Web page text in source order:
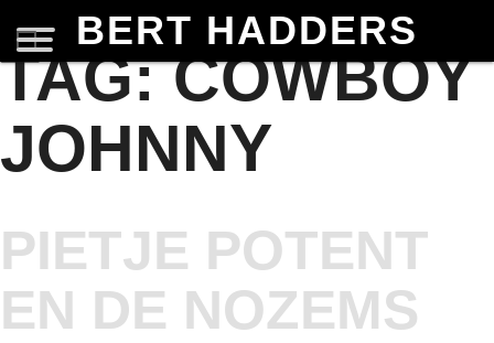
BERT HADDERS
TAG:COWBOY
JOHNNY
PIETJE POTENT
EN DE NOZEMS